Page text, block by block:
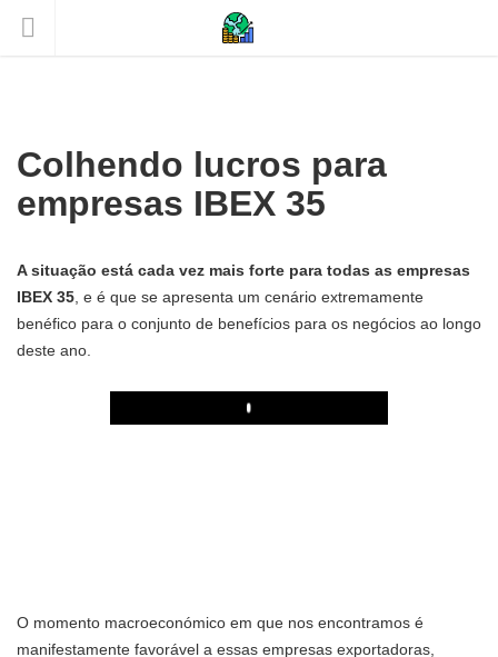
Colhendo lucros para
empresas IBEX 35
A situação está cada vez mais forte para todas as empresas
IBEX 35 , e é que se apresenta um cenário extremamente
benéfico para o conjunto de benefícios para os negócios ao longo
deste ano.
Play
O momento macroeconómico em que nos encontramos é
manifestamente favorável a essas empresas exportadoras,